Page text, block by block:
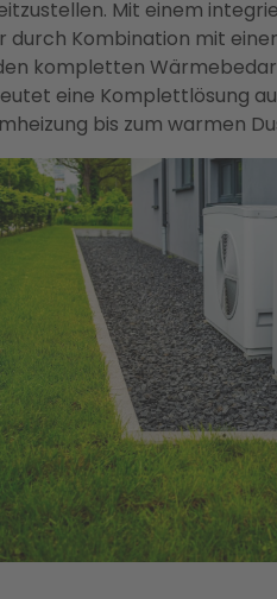
Mit einem
durch Kombination mit
kompletten
eine Komplettlösung
bis zum warmen